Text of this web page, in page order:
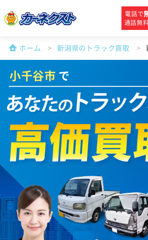
電話で
通話無
ホーム 新潟県のトラック買取
小千谷市 で